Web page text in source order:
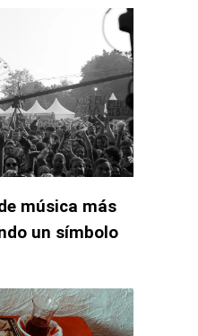
música más
un símbolo